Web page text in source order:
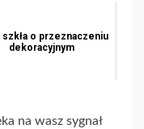
szkła o przeznaczeniu
dekoracyjnym
na wasz sygnał